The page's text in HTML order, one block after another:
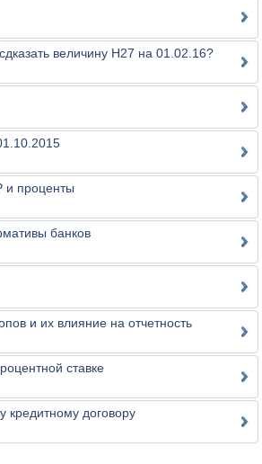
величину Н27 на 01.02.16?
проценты
банков
и их влияние на отчетность
ставке
кредитному договору